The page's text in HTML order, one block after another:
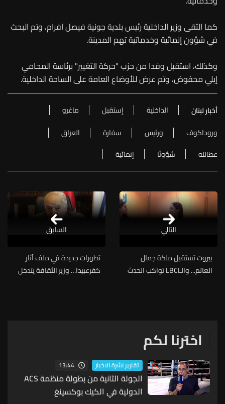
كما التقى وزير الداخلية رئيس بلدية جونية فيصل افرام، وتم البحث
في شؤون إنمائية وخدماتية تهم المدينة.
وكذلك، استقبل وفدا من حزب "حركة التغيير" برئاسة المحامي
إيلي محفوض، وتم عرض للأوضاع العامة على الساحة الداخلية.
أخبار لبنان الداخلية إستقبل
ماغرو
وروداكوف
ورئيس سفارة
العراق
عطالله
شؤونًا إنمائية
التالي
بيروت تستقبل ملكة جمال
العالم... والـLBCI تواكب الحدث
تطورات جديدة في ملف آثار
كفرعبيدا… وزير الثقافة يتدخل
السابق
اخترنا لكم
تقارير نشرة الاخبار 13:44
الجولة الثانية من بطولة منظمة ACS
الدولية في الكيك بوكسينغ